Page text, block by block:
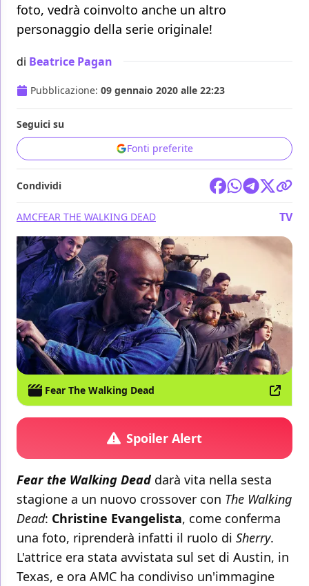
foto, vedrà coinvolto anche un altro
personaggio della serie originale!
di Beatrice Pagan
Pubblicazione: 09 gennaio 2020 alle 22:23
Seguici su
Fonti preferite
Condividi
AMCFEAR THE WALKING DEAD TV
Fear The Walking Dead
Spoiler Alert
Fear the Walking Deaddarà vita nella sesta
stagione a un nuovo crossover con The Walking
Dead: Christine Evangelista, come conferma
una foto, riprenderà infatti il ruolo di Sherry.
L'attrice era stata avvistata sul set di Austin, in
Texas, e ora AMC ha condiviso un'immagine